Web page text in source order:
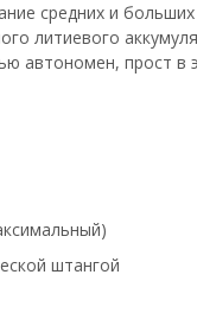
средних и
литиевого
автономен, прост в
штангой